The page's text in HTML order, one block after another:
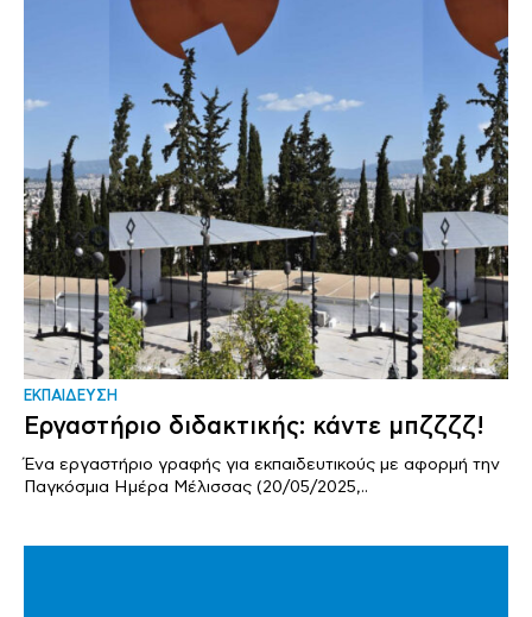
ΕΚΠΑΙΔΕΥΣΗ
Εργαστήριο διδακτικής: κάντε μπζζζζ!
Ένα εργαστήριο γραφής για εκπαιδευτικούς με αφορμή την
Παγκόσμια Ημέρα Μέλισσας (20/05/2025,..